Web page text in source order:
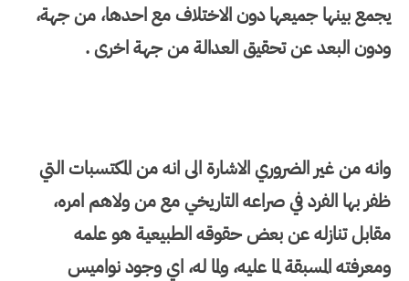
يجمع بينها جميعها دون الاختلاف مع احدها، من جهة،
ودون البعد عن تحقيق العدالة من جهة اخرى .
وانه من غير الضروري الاشارة الى انه من المكتسبات التي
ظفر بها الفرد في صراعه التاريخي مع من ولاهم امره،
مقابل تنازله عن بعض حقوقه الطبيعية هو علمه
ومعرفته المسبقة لما عليه، ولما له، اي وجود نواميس